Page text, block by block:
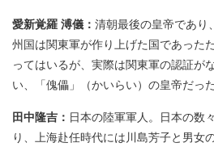
愛新覚羅 溥儀： 清朝最後の皇帝であり
州国は関東軍が作り上げた国であった
ってはいるが、実際は関東軍の認証が
い、「傀儡」（かいらい）の皇帝だった
田中隆吉： 日本の陸軍軍人。日本の数
り、上海赴任時代には川島芳子と男女